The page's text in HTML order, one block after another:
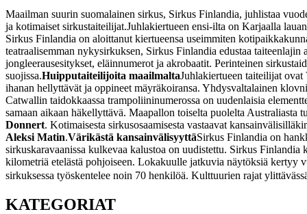
Maailman suurin suomalainen sirkus, Sirkus Finlandia, juhlistaa
ja kotimaiset sirkustaiteilijat.Juhlakiertueen ensi-ilta on Karjaalla
Sirkus Finlandia on aloittanut kiertueensa useimmiten
teatraalisemman nykysirkuksen, Sirkus Finlandia edustaa
jongleerausesitykset, eläinnumerot ja akrobaatit. Perinteinen
suojissa.Huipputaiteilijoita maailmaltaJuhlakiertueen taiteilijat ovat
ihanan hellyttävät ja oppineet mäyräkoiransa. Yhdysvaltalainen klovni
Catwallin taidokkaassa trampoliininumerossa on uudenlaisia
samaan aikaan häkellyttävä. Maapallon toiselta puolelta Australiasta
Donnert. Kotimaisesta sirkusosaamisesta vastaavat
Aleksi Matin.Värikästä kansainvälisyyttäSirkus Finlandia on
sirkuskaravaanissa kulkevaa kalustoa on uudistettu. Sirkus
kilometriä etelästä pohjoiseen. Lokakuulle jatkuvia näytöksiä kertyy
sirkuksessa työskentelee noin 70 henkilöä. Kulttuurien rajat
KATEGORIAT